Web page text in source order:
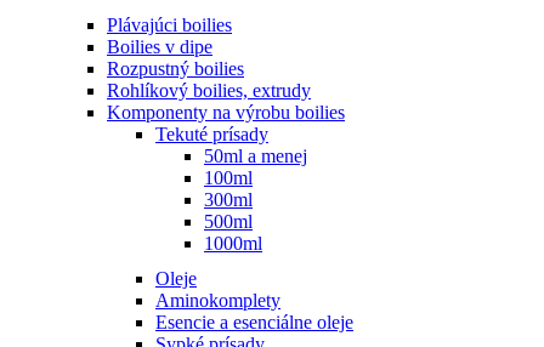
Plávajúci boilies
Boilies v dipe
Rozpustný boilies
Rohlíkový boilies, extrudy
Komponenty na výrobu boilies
Tekuté prísady
50ml a menej
100ml
300ml
500ml
1000ml
Oleje
Aminokomplety
Esencie a esenciálne oleje